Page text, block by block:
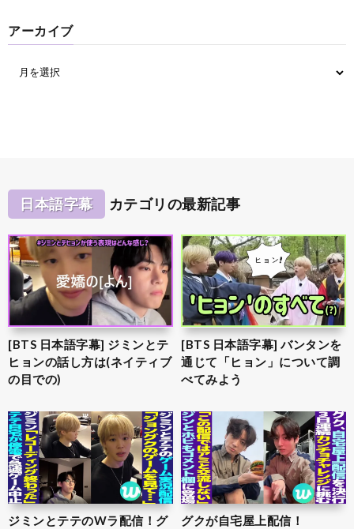
アーカイブ
日本語字幕 カテゴリの最新記事
[BTS 日本語字幕] ジミンとテ
ヒョンの話し方は(ネイティブ
の目での)
[BTS 日本語字幕] バンタンを
通じて「ヒョン」について調
べてみよう
ジミンとテテのWラ配信！グ
グクが自宅屋上配信！